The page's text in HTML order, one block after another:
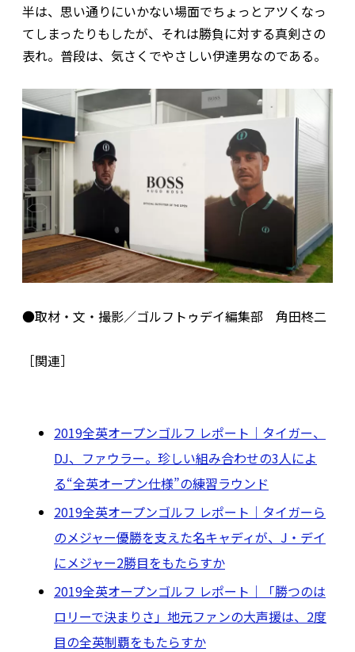
半は、思い通りにいかない場面でちょっとアツくなっ
てしまったりもしたが、それは勝負に対する真剣さの
表れ。普段は、気さくでやさしい伊達男なのである。
●取材・文・撮影／ゴルフトゥデイ編集部 角田柊二
［関連］
2019全英オープンゴルフ レポート｜タイガー、
DJ、ファウラー。珍しい組み合わせの3人によ
る“全英オープン仕様”の練習ラウンド
2019全英オープンゴルフ レポート｜タイガーら
のメジャー優勝を支えた名キャディが、J・デイ
にメジャー2勝目をもたらすか
2019全英オープンゴルフ レポート｜「勝つのは
ロリーで決まりさ」地元ファンの大声援は、2度
目の全英制覇をもたらすか